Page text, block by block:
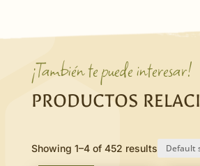
¡También te puede interesar!
PRODUCTOS
Showing 1–4 of 452 results